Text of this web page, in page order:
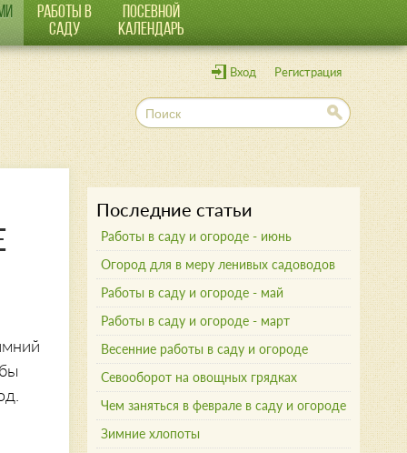
РАБОТЫ В
САДУ
ПОСЕВНОЙ
КАЛЕНДАРЬ
Вход Регистрация
П
о
и
с
к
Последние статьи
Работы в саду и огороде - июнь
Огород для в меру ленивых садоводов
Работы в саду и огороде - май
Работы в саду и огороде - март
Весенние работы в саду и огороде
Севооборот на овощных грядках
Чем заняться в феврале в саду и огороде
Зимние хлопоты